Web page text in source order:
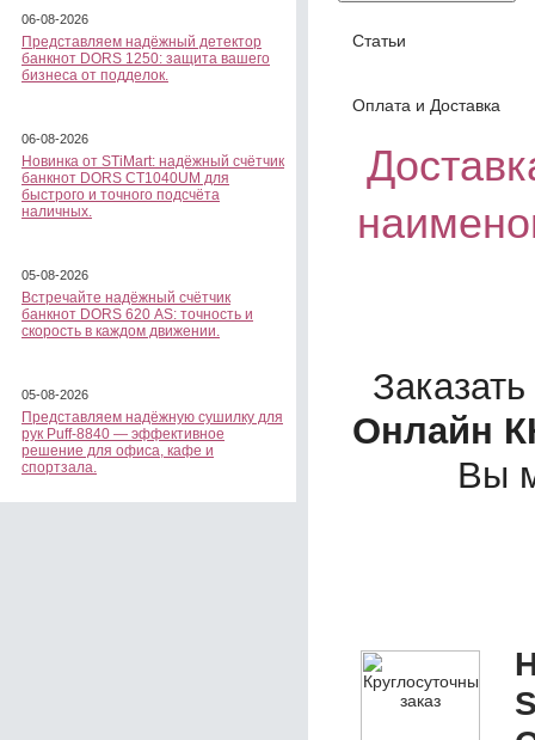
06-08-2026
Представляем надёжный детектор
банкнот DORS 1250: защита вашего
бизнеса от подделок.
06-08-2026
Новинка от STiMart: надёжный счётчик
банкнот DORS CT1040UM для
быстрого и точного подсчёта
наличных.
05-08-2026
Встречайте надёжный счётчик
банкнот DORS 620 АS: точность и
скорость в каждом движении.
05-08-2026
Представляем надёжную сушилку для
рук Puff-8840 — эффективное
решение для офиса, кафе и
спортзала.
Статьи
Оплата и Доставка
Онлайн
Вы